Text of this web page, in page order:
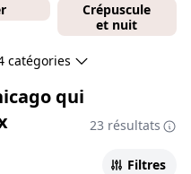
Crépuscule
et nuit
catégories
qui
23 résultats
Filtres